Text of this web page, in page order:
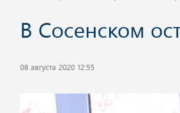
В Сосенском
08 августа 2020 12:55